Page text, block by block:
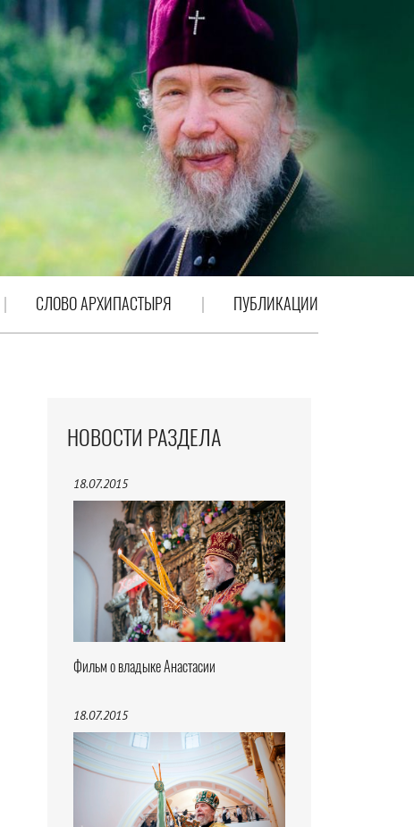
СЛОВО АРХИПАСТЫРЯ ПУБЛИКАЦИИ
НОВОСТИ РАЗДЕЛА
18.07.2015
Фильм о владыке Анастасии
18.07.2015